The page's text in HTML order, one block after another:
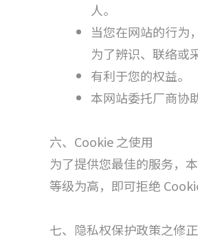
人。
当您在网站的行为
为了辨识、联络或
有利于您的权益。
本网站委托厂商协
六、Cookie 之使用
为了提供您最佳的服务，
等级为高，即可拒绝
七、隐私权保护政策之修正